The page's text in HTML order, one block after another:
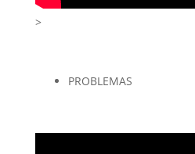
>
PROBLEMAS